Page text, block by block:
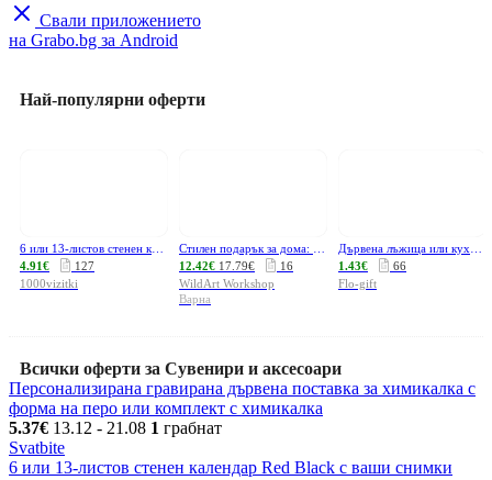
Свали приложението
на Grabo.bg за Android
Най-популярни оферти
4.91€
127
1000vizitki
12.42€ 17.79€
16
WildArt Workshop
Варна
1.43€
66
Flo-gift
Всички оферти за Сувенири и аксесоари
Персонализирана гравирана дървена поставка за химикалка с
форма на перо или комплект с химикалка
5.37€ 13.12 - 21.08 1 грабнат
Svatbite
6 или 13-листов стенен календар Red Black с ваши снимки